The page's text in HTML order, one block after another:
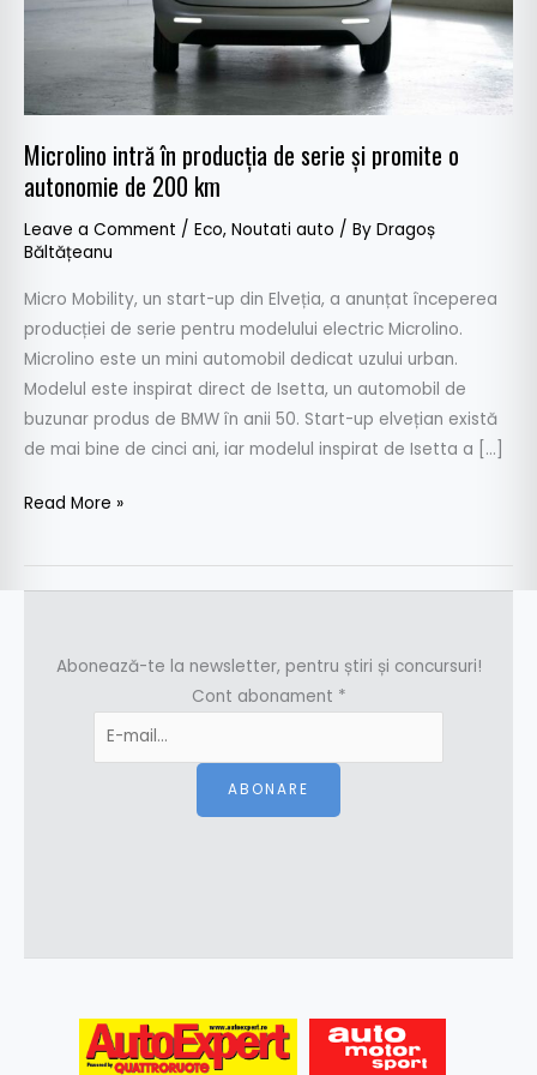
Microlino intră în producția de serie și promite o
autonomie de 200 km
Leave a Comment / Eco, Noutati auto / By Dragoș
Băltățeanu
Micro Mobility, un start-up din Elveția, a anunțat începerea
producției de serie pentru modelului electric Microlino.
Microlino este un mini automobil dedicat uzului urban.
Modelul este inspirat direct de Isetta, un automobil de
buzunar produs de BMW în anii 50. Start-up elvețian există
de mai bine de cinci ani, iar modelul inspirat de Isetta a […]
promite
autonomie
km
Read More »
Abonează-te la newsletter, pentru știri și concursuri!
Cont abonament *
ABONARE